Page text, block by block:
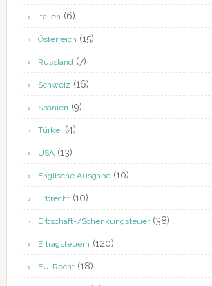
Italien (6)
Österreich (15)
Russland(7)
Schweiz (16)
Spanien (9)
Türkei (4)
USA(13)
Englische Ausgabe(10)
Erbrecht(10)
Erbschaft-/Schenkungsteuer(38)
Ertragsteuern (120)
EU-Recht(18)